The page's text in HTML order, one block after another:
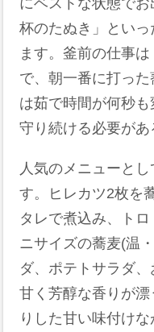
にベストな状態で
杯のたぬき」とい
ます。釜前の仕事
で、朝一番に打っ
は茹で時間が何秒
守り続ける必要があ
人気のメニューと
す。ヒレカツ2枚を
タレで煮込み、ト
ニサイズの蕎麦(温
ダ、ポテトサラダ、
甘く芳醇な香りが
りした甘い味付け